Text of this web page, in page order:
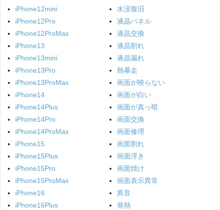
iPhone12mini
iPhone12Pro
iPhone12ProMax
iPhone13
iPhone13mini
iPhone13Pro
iPhone13ProMax
iPhone14
iPhone14Plus
iPhone14Pro
iPhone14ProMax
iPhone15
iPhone15Plus
iPhone15Pro
iPhone15ProMax
iPhone16
iPhone16Plus
水没復旧
液晶パネル
液晶交換
液晶割れ
液晶漏れ
熱暴走
画面が映らない
画面が白い
画面が真っ暗
画面交換
画面修理
画面割れ
画面浮き
画面焼け
画面表示異常
異音
発熱